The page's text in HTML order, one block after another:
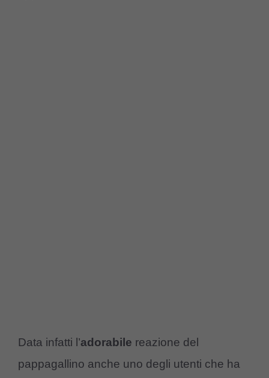
Data infatti l’adorabile reazione del
pappagallino anche uno degli utenti che ha